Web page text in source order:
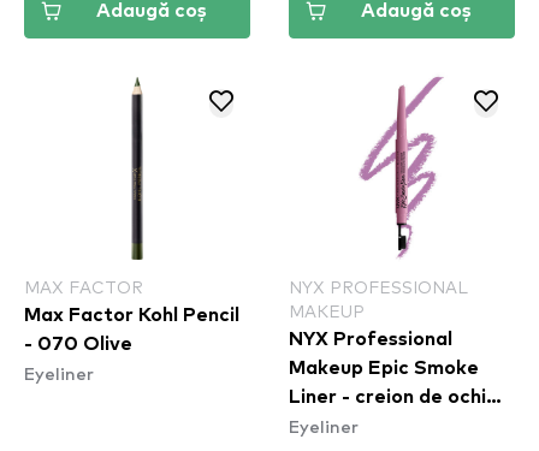
Adaugă coș Adaugă coș
MAX FACTOR
Max Factor Kohl Pencil
- 070 Olive
Eyeliner
NYX PROFESSIONAL
MAKEUP
NYX Professional
Makeup Epic Smoke
Liner - creion de ochi
Rose Dust (ESL04)
Eyeliner